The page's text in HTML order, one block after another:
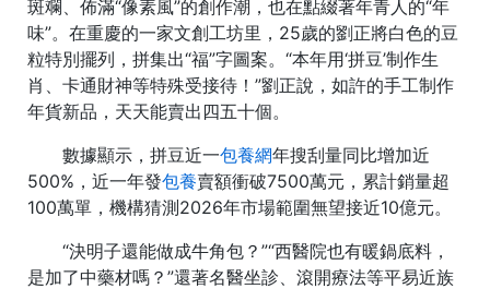
斑斕、佈滿“像素風”的創作潮，也在點綴著年青人的“年
味”。在重慶的一家文創工坊里，25歲的劉正將白色的豆
粒特別擺列，拼集出“福”字圖案。“本年用‘拼豆’制作生
肖、卡通財神等特殊受接待！”劉正說，如許的手工制作
年貨新品，天天能賣出四五十個。
數據顯示，拼豆近一包養網年搜刮量同比增加近
500%，近一年發包養賣額衝破7500萬元，累計銷量超
100萬單，機構猜測2026年市場範圍無望接近10億元。
“決明子還能做成牛角包？”“西醫院也有暖鍋底料，
是加了中藥材嗎？”還著名醫坐診、滾開療法等平易近族